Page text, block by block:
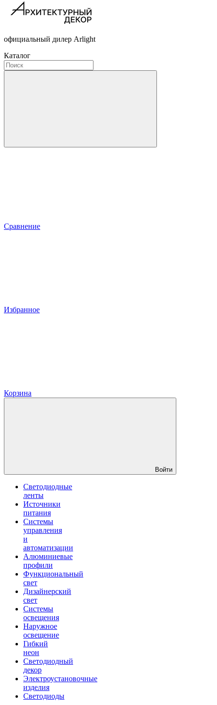
официальный дилер Arlight
Каталог
Сравнение
Избранное
Корзина
Войти
Светодиодные
ленты
Источники
питания
Системы
управления
и
автоматизации
Алюминиевые
профили
Функциональный
свет
Дизайнерский
свет
Системы
освещения
Наружное
освещение
Гибкий
неон
Светодиодный
декор
Электроустановочные
изделия
Светодиоды